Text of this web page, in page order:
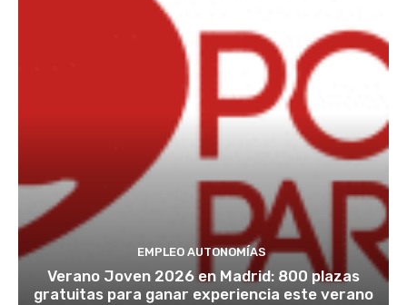
EMPLEO AUTONOMÍAS
Verano Joven 2026 en Madrid: 800 plazas
gratuitas para ganar experiencia este verano